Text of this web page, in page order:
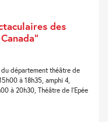
des
du département théâtre de
à 18h35, amphi 4,
à 20h30, Théâtre de l’Epée